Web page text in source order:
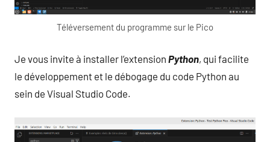
Téléversement du programme sur le Pico
Je vous invite à installer l’extension Python, qui facilite
le développement et le débogage du code Python au
sein de Visual Studio Code.